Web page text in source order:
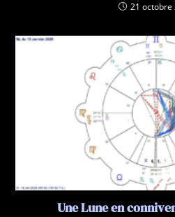
21 octobre
Une Lune en